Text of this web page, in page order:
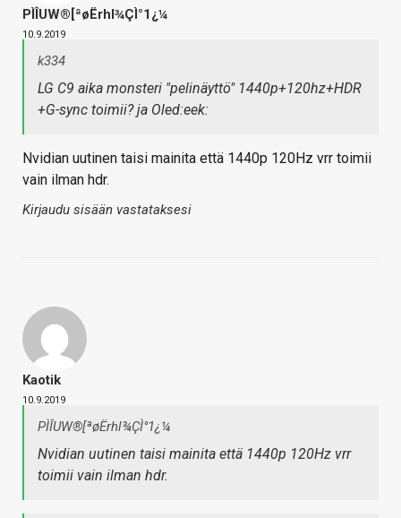
PÌÎUW®[ªøËrhl¾ÇÌ°1¿¼
10.9.2019
k334
LG C9 aika monsteri "pelinäyttö" 1440p+120hz+HDR
+G-sync toimii? ja Oled:eek:
Nvidian uutinen taisi mainita että 1440p 120Hz vrr toimii
vain ilman hdr.
Kirjaudu sisään vastataksesi
Kaotik
10.9.2019
PÌÎUW®[ªøËrhl¾ÇÌ°1¿¼
Nvidian uutinen taisi mainita että 1440p 120Hz vrr
toimii vain ilman hdr.